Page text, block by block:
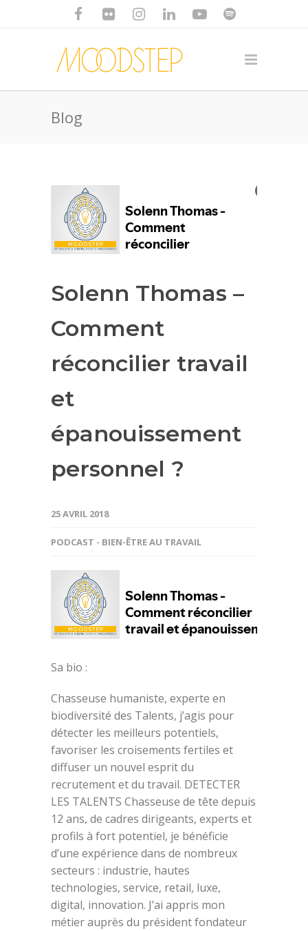
Blog
Solenn Thomas –
Comment
réconcilier travail
et
épanouissement
personnel ?
25 AVRIL 2018
PODCAST - BIEN-ÊTRE AU TRAVAIL
Sa bio :
Chasseuse humaniste, experte en
biodiversité des Talents, j’agis pour
détecter les meilleurs potentiels,
favoriser les croisements fertiles et
diffuser un nouvel esprit du
recrutement et du travail. DETECTER
LES TALENTS Chasseuse de tête depuis
12 ans, de cadres dirigeants, experts et
profils à fort potentiel, je bénéficie
d’une expérience dans de nombreux
secteurs : industrie, hautes
technologies, service, retail, luxe,
digital, innovation. J’ai appris mon
métier auprès du président fondateur